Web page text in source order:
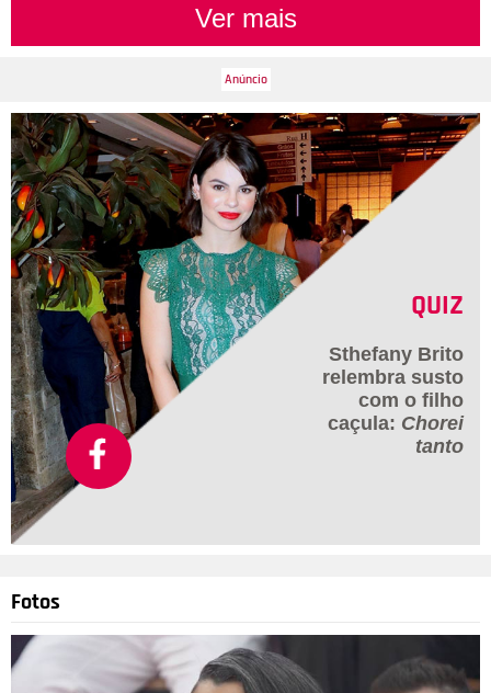
Ver mais
QUIZ
Sthefany Brito
relembra susto
com o filho
caçula: Chorei
tanto
Fotos